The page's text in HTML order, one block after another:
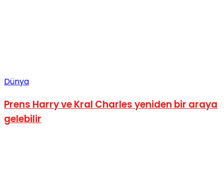
Dünya
Prens Harry ve Kral Charles yeniden bir araya
gelebilir